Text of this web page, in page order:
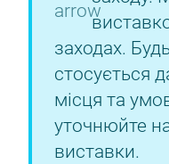
заходах.
стосується
місця та
уточнюйте
виставки.